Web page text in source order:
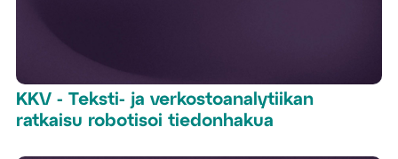
KKV - Teksti- ja verkostoanalytiikan
ratkaisu robotisoi tiedonhakua